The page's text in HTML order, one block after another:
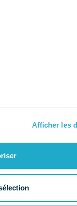
Afficher les